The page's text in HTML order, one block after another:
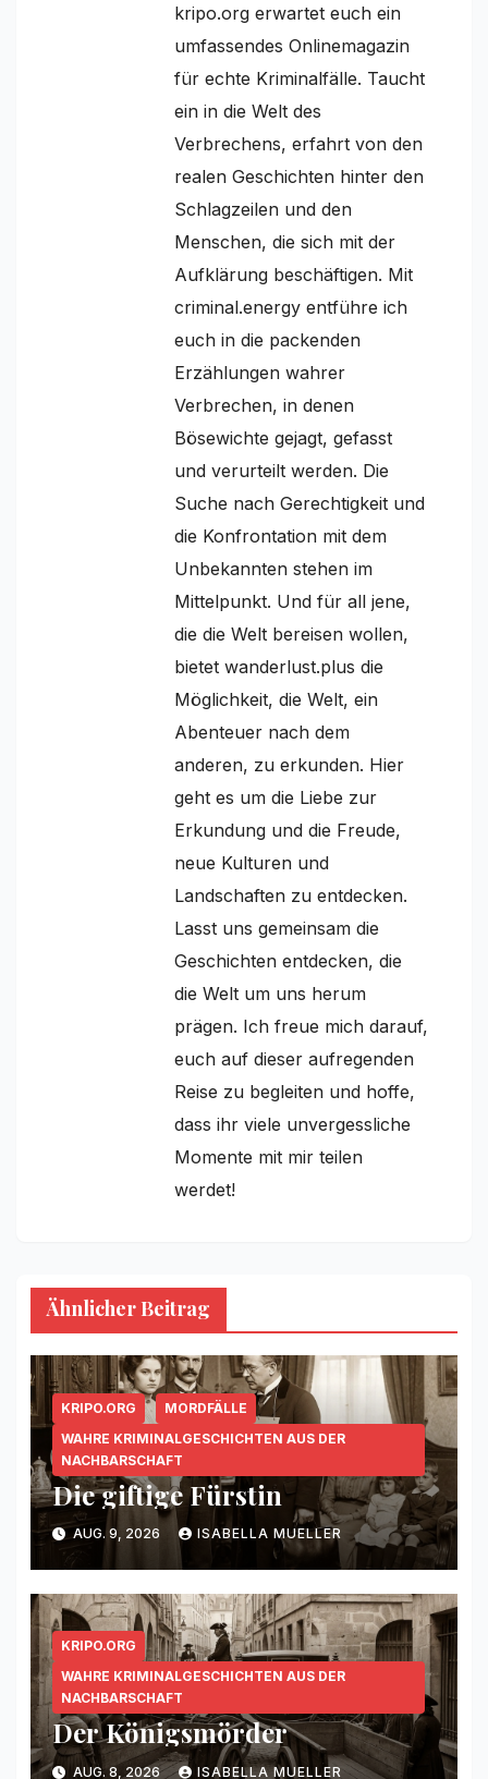
kripo.org erwartet euch ein
umfassendes Onlinemagazin
für echte Kriminalfälle. Taucht
ein in die Welt des
Verbrechens, erfahrt von den
realen Geschichten hinter den
Schlagzeilen und den
Menschen, die sich mit der
Aufklärung beschäftigen. Mit
criminal.energy entführe ich
euch in die packenden
Erzählungen wahrer
Verbrechen, in denen
Bösewichte gejagt, gefasst
und verurteilt werden. Die
Suche nach Gerechtigkeit und
die Konfrontation mit dem
Unbekannten stehen im
Mittelpunkt. Und für all jene,
die die Welt bereisen wollen,
bietet wanderlust.plus die
Möglichkeit, die Welt, ein
Abenteuer nach dem
anderen, zu erkunden. Hier
geht es um die Liebe zur
Erkundung und die Freude,
neue Kulturen und
Landschaften zu entdecken.
Lasst uns gemeinsam die
Geschichten entdecken, die
die Welt um uns herum
prägen. Ich freue mich darauf,
euch auf dieser aufregenden
Reise zu begleiten und hoffe,
dass ihr viele unvergessliche
Momente mit mir teilen
werdet!
Ähnlicher Beitrag
KRIPO.ORG
MORDFÄLLE
WAHRE KRIMINALGESCHICHTEN AUS DER
NACHBARSCHAFT
Die giftige Fürstin
AUG. 9, 2026 ISABELLA MUELLER
KRIPO.ORG
WAHRE KRIMINALGESCHICHTEN AUS DER
NACHBARSCHAFT
Der Königsmörder
AUG. 8, 2026 ISABELLA MUELLER